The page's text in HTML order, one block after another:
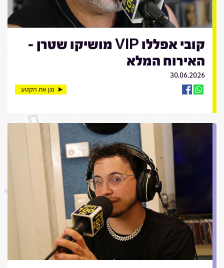
קובי אפללו VIP מושיקו שטרן -
האירוח המלא
30.06.2026
נגן את הקטע